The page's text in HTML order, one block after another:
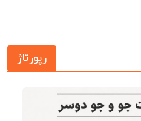
رپورتاژ